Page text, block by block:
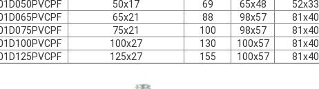
50x17 69 65x48 52x33
65x21 88 98x57 81x40
75x21 100 98x57 81x40
100x27 130 100x57 81x40
125x27 155 100x57 81x40